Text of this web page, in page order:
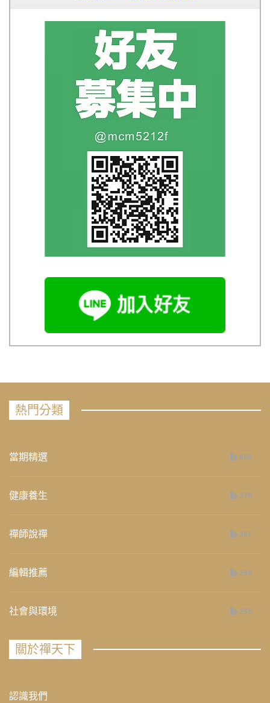
熱門分類
當期精選 658
健康養生 276
禪師說禪 267
編輯推薦 236
社會與環境 235
關於禪天下
認識我們